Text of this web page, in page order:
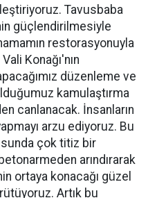
Tavusbaba
güçlendirilmesiyle
restorasyonuyla
Konağı'nın
düzenleme ve
kamulaştırma
canlanacak. İnsanların
arzu ediyoruz. Bu
çok titiz bir
arındırarak
ortaya konacağı güzel
Artık bu